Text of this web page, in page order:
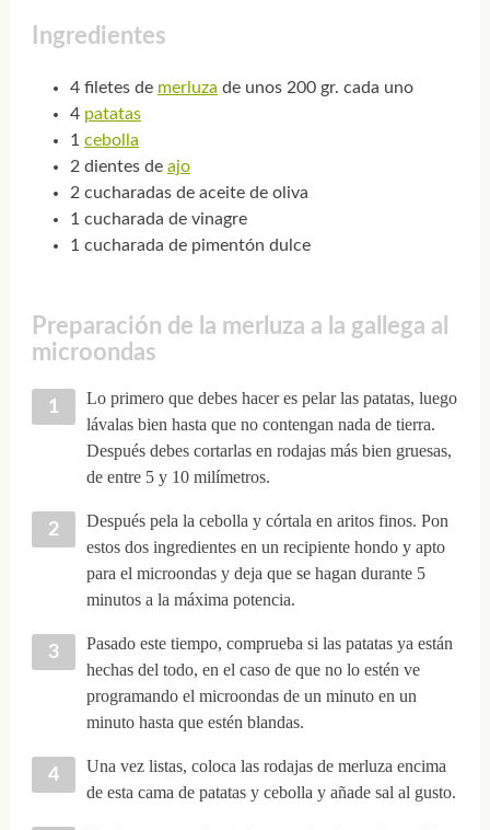
Ingredientes
4 filetes de merluza de unos 200 gr. cada uno
4 patatas
1 cebolla
2 dientes de ajo
2 cucharadas de aceite de oliva
1 cucharada de vinagre
1 cucharada de pimentón dulce
Preparación de la merluza a la gallega al
microondas
Lo primero que debes hacer es pelar las patatas, luego
lávalas bien hasta que no contengan nada de tierra.
Después debes cortarlas en rodajas más bien gruesas,
de entre 5 y 10 milímetros.
Después pela la cebolla y córtala en aritos finos. Pon
estos dos ingredientes en un recipiente hondo y apto
para el microondas y deja que se hagan durante 5
minutos a la máxima potencia.
Pasado este tiempo, comprueba si las patatas ya están
hechas del todo, en el caso de que no lo estén ve
programando el microondas de un minuto en un
minuto hasta que estén blandas.
Una vez listas, coloca las rodajas de merluza encima
de esta cama de patatas y cebolla y añade sal al gusto.